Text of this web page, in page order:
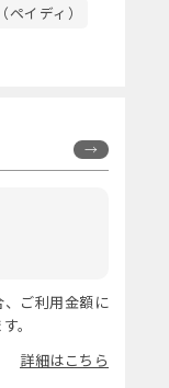
イディ）
ご利用金額に
。
詳細はこちら